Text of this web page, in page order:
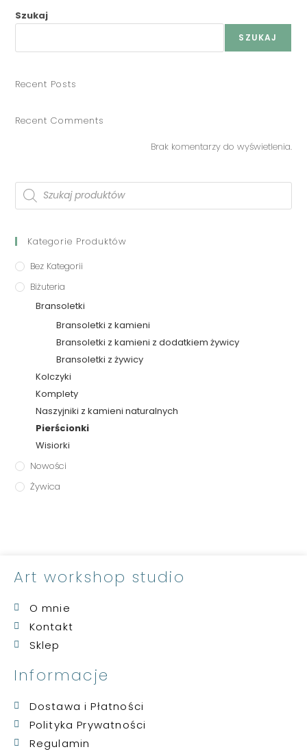
Szukaj
SZUKAJ
Recent Posts
Recent Comments
Brak komentarzy do wyświetlenia.
Kategorie Produktów
Bez Kategorii
Biżuteria
Bransoletki
Bransoletki z kamieni
Bransoletki z kamieni z dodatkiem żywicy
Bransoletki z żywicy
Kolczyki
Komplety
Naszyjniki z kamieni naturalnych
Pierścionki
Wisiorki
Nowości
Żywica
Art workshop studio
O mnie
Kontakt
Sklep
Informacje
Dostawa i Płatności
Polityka Prywatności
Regulamin